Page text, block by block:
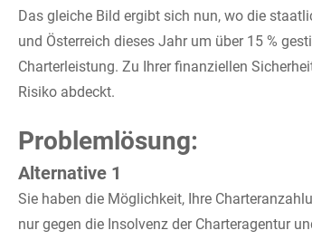
Das gleiche Bild ergibt sich nun, wo die
und Österreich dieses Jahr um über 15 %
Charterleistung. Zu Ihrer finanziellen
Risiko abdeckt.
Problemlösung:
Alternative 1
Sie haben die Möglichkeit, Ihre
nur gegen die Insolvenz der Charteragentur